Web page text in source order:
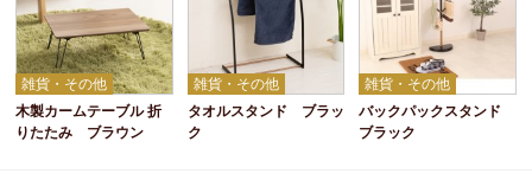
雑貨・その他
木製カームテーブル 折
りたたみ ブラウン
雑貨・その他
タオルスタンド ブラッ
ク
雑貨・その他
バックパックスタンド
ブラック